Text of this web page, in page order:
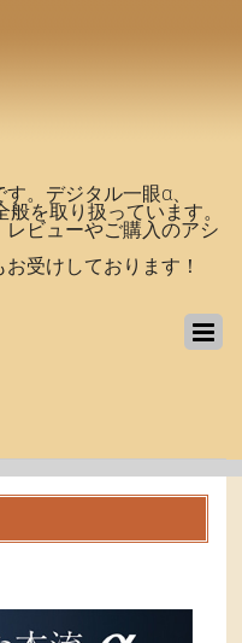
。デジタル一眼α、
を取り扱っています。
ビューやご購入のアシ
受けしております！